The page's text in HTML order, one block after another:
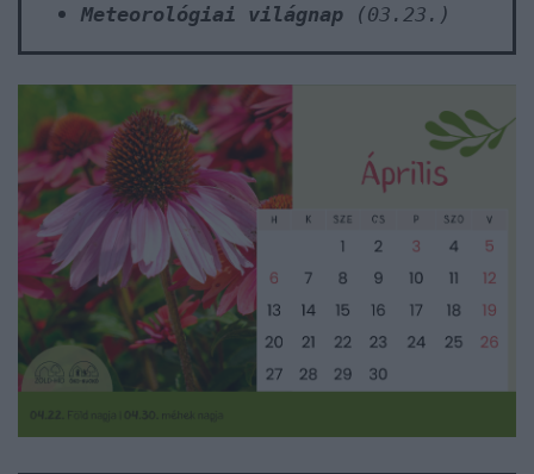
Meteorológiai világnap (03.23.)